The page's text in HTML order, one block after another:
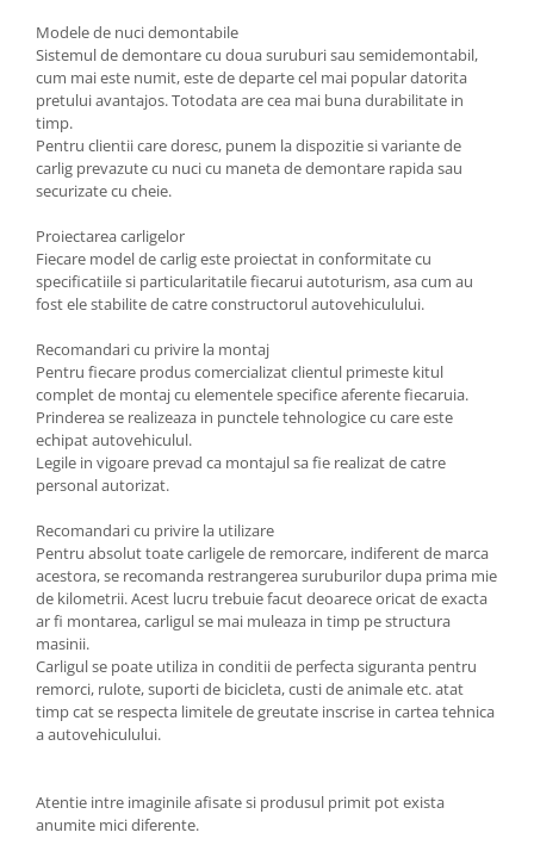
Carlige Renault
Carlige Seat
Carlige Skoda
Carlige SsangYong
Carlige Subaru
Carlige Suzuki
Carlige Tesla
Carlige Toyota
Carlige Volkswagen
Carlige Volvo
Carlige Xpeng
Carlige Xpeng G6
Carlige Xpeng G9
Covorase auto
Covorase auto Alfa Romeo
Covorase auto Audi
Covorase auto Bmw
Covorase auto Chevrolet
Covorase auto Citroen
Covorase auto Dacia
Covorase auto Ford
Covorase auto Honda
Modele de nuci demontabile
Sistemul de demontare cu doua suruburi sau semidemontabil,
cum mai este numit, este de departe cel mai popular datorita
pretului avantajos. Totodata are cea mai buna durabilitate in
timp.
Pentru clientii care doresc, punem la dispozitie si variante de
carlig prevazute cu nuci cu maneta de demontare rapida sau
securizate cu cheie.
Proiectarea carligelor
Fiecare model de carlig este proiectat in conformitate cu
specificatiile si particularitatile fiecarui autoturism, asa cum au
fost ele stabilite de catre constructorul autovehiculului.
Recomandari cu privire la montaj
Pentru fiecare produs comercializat clientul primeste kitul
complet de montaj cu elementele specifice aferente fiecaruia.
Prinderea se realizeaza in punctele tehnologice cu care este
echipat autovehiculul.
Legile in vigoare prevad ca montajul sa fie realizat de catre
personal autorizat.
Recomandari cu privire la utilizare
Pentru absolut toate carligele de remorcare, indiferent de marca
acestora, se recomanda restrangerea suruburilor dupa prima mie
de kilometrii. Acest lucru trebuie facut deoarece oricat de exacta
ar fi montarea, carligul se mai muleaza in timp pe structura
masinii.
Carligul se poate utiliza in conditii de perfecta siguranta pentru
remorci, rulote, suporti de bicicleta, custi de animale etc. atat
timp cat se respecta limitele de greutate inscrise in cartea tehnica
a autovehiculului.
Atentie intre imaginile afisate si produsul primit pot exista
anumite mici diferente.